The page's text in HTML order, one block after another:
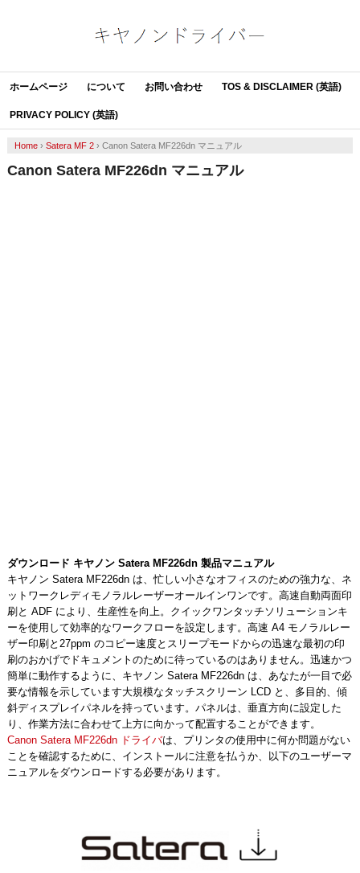
ホームページ について お問い合わせ TOS & DISCLAIMER (英語)
PRIVACY POLICY (英語)
Home› Satera MF 2› Canon Satera MF226dn マニュアル
Canon Satera MF226dn マニュアル
ダウンロード キヤノン Satera MF226dn 製品マニュアル
キヤノン Satera MF226dn は、忙しい小さなオフィスのための強力な、ネ
ットワークレディモノラルレーザーオールインワンです。高速自動両面印
刷と ADF により、生産性を向上。クイックワンタッチソリューションキ
ーを使用して効率的なワークフローを設定します。高速 A4 モノラルレー
ザー印刷と27ppm のコピー速度とスリープモードからの迅速な最初の印
刷のおかげでドキュメントのために待っているのはありません。迅速かつ
簡単に動作するように、キヤノン Satera MF226dn は、あなたが一目で必
要な情報を示しています大規模なタッチスクリーン LCD と、多目的、傾
斜ディスプレイパネルを持っています。パネルは、垂直方向に設定した
り、作業方法に合わせて上方に向かって配置することができます。
Canon Satera MF226dn ドライバは、プリンタの使用中に何か問題がない
ことを確認するために、インストールに注意を払うか、以下のユーザーマ
ニュアルをダウンロードする必要があります。